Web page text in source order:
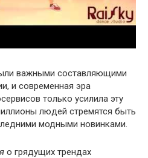
важными составляющими
и современная эра
только усилила эту
людей стремятся быть
модными новинками.
о грядущих трендах